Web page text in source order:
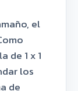
el
de 1 x 1
los
de